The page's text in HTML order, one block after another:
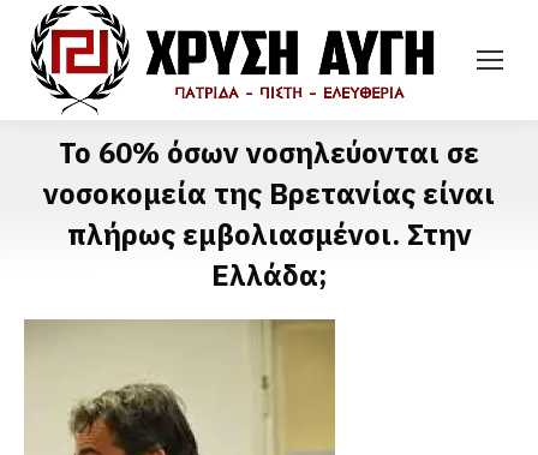
Το 60% όσων νοσηλεύονται σε
νοσοκομεία της Βρετανίας είναι
πλήρως εμβολιασμένοι. Στην
Ελλάδα;